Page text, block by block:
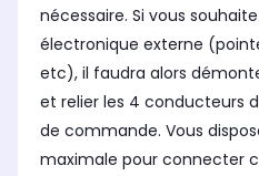
nécessaire. Si vous
électronique externe
etc), il faudra alors
et relier les 4 conducteurs
de commande. Vous
maximale pour connecter